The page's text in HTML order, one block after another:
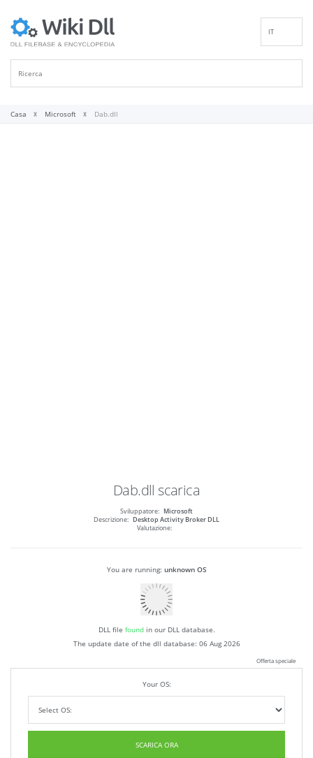
IT
Casa Microsoft Dab.dll
Dab.dll scarica
Sviluppatore: Microsoft
Descrizione: Desktop Activity Broker DLL
Valutazione:
You are running: unknown OS
DLL file foundin our DLL database.
The update date of the dll database: 06 Aug 2026
Offerta speciale
Your OS:
SCARICA ORA